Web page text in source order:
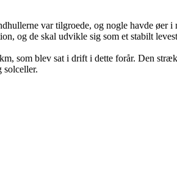
var tilgroede, og nogle havde øer i
og de skal udvikle sig som et stabilt
som blev sat i drift i dette forår. Den
solceller.